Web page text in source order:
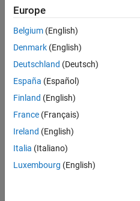
correspondant
à vos
critères
de
recherche.
Vous
pouvez
élargir
votre
recherche
ou
afficher
l’ensemble
Europe
Belgium (English)
Denmark (English)
Deutschland (Deutsch)
España (Español)
Finland (English)
France (Français)
Ireland (English)
Italia (Italiano)
Luxembourg (English)